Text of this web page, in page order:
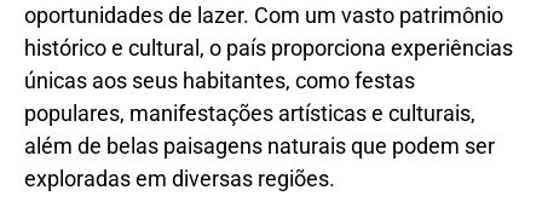
oportunidades de lazer. Com um vasto patrimônio
histórico e cultural, o país proporciona experiências
únicas aos seus habitantes, como festas
populares, manifestações artísticas e culturais,
além de belas paisagens naturais que podem ser
exploradas em diversas regiões.